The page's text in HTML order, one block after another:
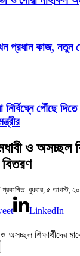
প্রধান কাজ, নতুন
নির্বিঘ্নে পৌঁছে
ও অসচ্ছল
প্রকাশিত: বুধবার, ৫ আগস্ট,
LinkedIn